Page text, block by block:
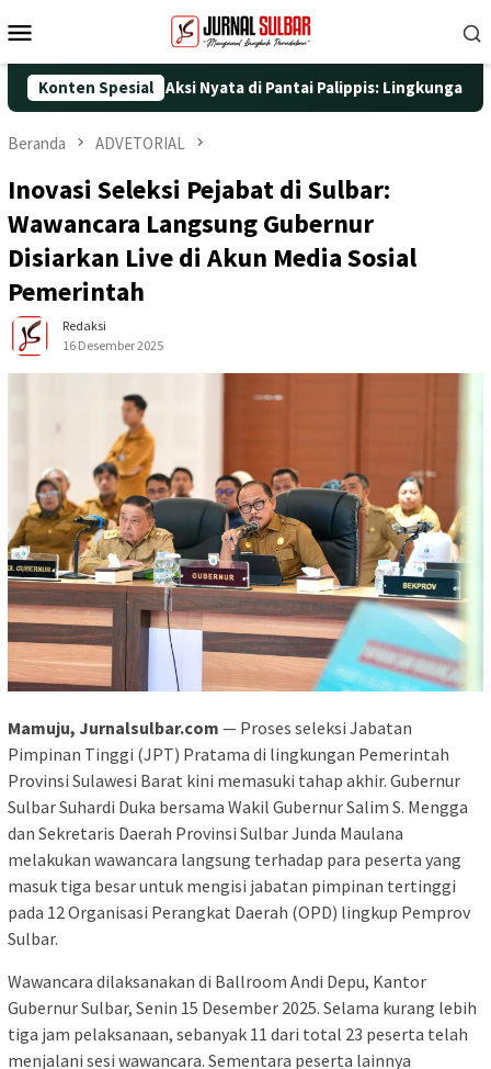
ke
Mobile
Konten Spesial
dengan Aksi Nyata di Pantai Palippis: Lingkungan dan
Beranda ADVETORIAL
Inovasi Seleksi Pejabat di Sulbar:
Wawancara Langsung Gubernur
Disiarkan Live di Akun Media Sosial
Pemerintah
Redaksi
16 Desember 2025
Mamuju, Jurnalsulbar.com — Proses seleksi Jabatan
Pimpinan Tinggi (JPT) Pratama di lingkungan Pemerintah
Provinsi Sulawesi Barat kini memasuki tahap akhir. Gubernur
Sulbar Suhardi Duka bersama Wakil Gubernur Salim S. Mengga
dan Sekretaris Daerah Provinsi Sulbar Junda Maulana
melakukan wawancara langsung terhadap para peserta yang
masuk tiga besar untuk mengisi jabatan pimpinan tertinggi
pada 12 Organisasi Perangkat Daerah (OPD) lingkup Pemprov
Sulbar.
Wawancara dilaksanakan di Ballroom Andi Depu, Kantor
Gubernur Sulbar, Senin 15 Desember 2025. Selama kurang lebih
tiga jam pelaksanaan, sebanyak 11 dari total 23 peserta telah
menjalani sesi wawancara. Sementara peserta lainnya